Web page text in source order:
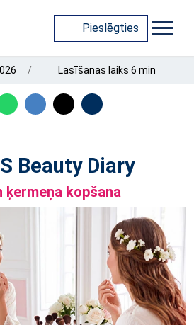
Pieslēgties
Lasīšanas laiks 6 min
Beauty Diary
ķermeņa kopšana